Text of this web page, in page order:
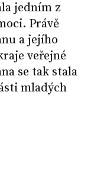
jedním z
Právě
a jejího
veřejné
se tak stala
mladých